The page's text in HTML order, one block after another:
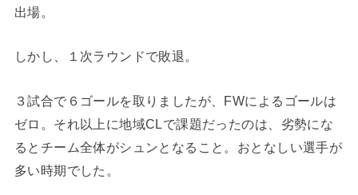
出場。
しかし、１次ラウンドで敗退。
３試合で６ゴールを取りましたが、FWによるゴールは
ゼロ。それ以上に地域CLで課題だったのは、劣勢にな
るとチーム全体がシュンとなること。おとなしい選手が
多い時期でした。